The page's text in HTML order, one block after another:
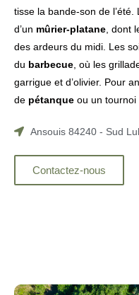
tisse la bande-son de
d’un mûrier-platane , dont
des ardeurs du midi. Les
du barbecue , où les
garrigue et d’olivier. Pour
de pétanque ou un tournoi
Ansouis 84240 - Sud
Contactez-nous